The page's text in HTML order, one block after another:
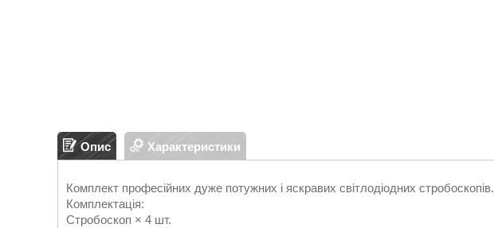
Опис Характеристики
Комплект професійних дуже потужних і яскравих світлодіодних стробоскопів.
Комплектація:
Стробоскоп × 4 шт.